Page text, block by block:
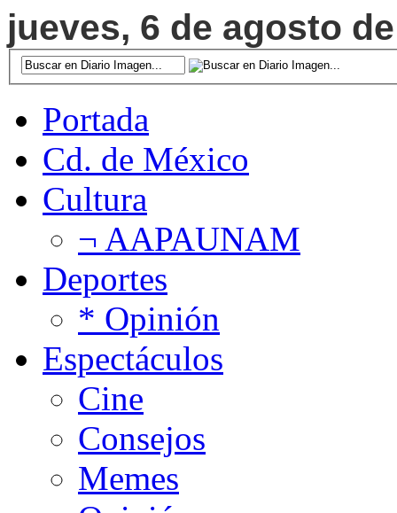
jueves, 6 de agosto
Portada
Cd. de México
Cultura
¬ AAPAUNAM
Deportes
* Opinión
Espectáculos
Cine
Consejos
Memes